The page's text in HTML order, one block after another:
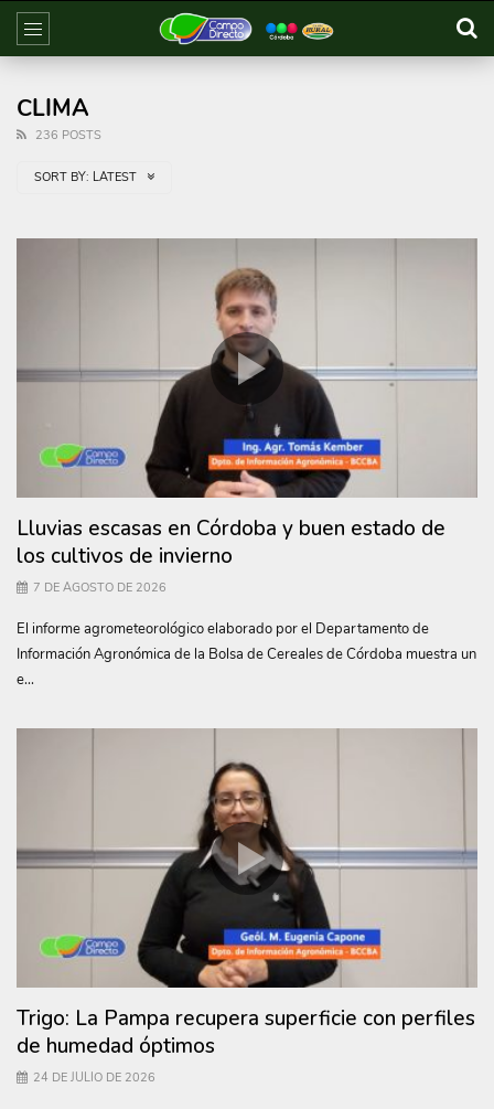
CLIMA
236 POSTS
SORT BY: LATEST
Lluvias escasas en Córdoba y buen estado de
los cultivos de invierno
7 DE AGOSTO DE 2026
El informe agrometeorológico elaborado por el Departamento de
Información Agronómica de la Bolsa de Cereales de Córdoba muestra un
e...
Trigo: La Pampa recupera superficie con perfiles
de humedad óptimos
24 DE JULIO DE 2026